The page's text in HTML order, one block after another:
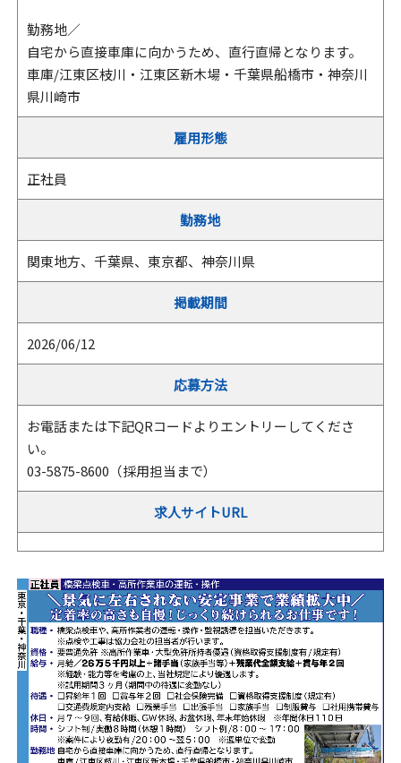
勤務地／
自宅から直接車庫に向かうため、直行直帰となります。
車庫/江東区枝川・江東区新木場・千葉県船橋市・神奈川
県川崎市
雇用形態
正社員
勤務地
関東地方、千葉県、東京都、神奈川県
掲載期間
2026/06/12
応募方法
お電話または下記QRコードよりエントリーしてくださ
い。
03-5875-8600（採用担当まで）
求人サイトURL